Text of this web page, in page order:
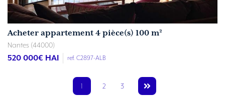
Acheter appartement 4 pièce(s) 100 m²
Nantes (44000)
520 000€ HAI ref. C2897-ALB
1 2 3